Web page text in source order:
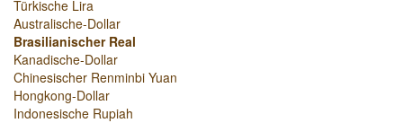
Türkische Lira
Australische-Dollar
Brasilianischer Real
Kanadische-Dollar
Chinesischer Renminbi Yuan
Hongkong-Dollar
Indonesische Rupiah